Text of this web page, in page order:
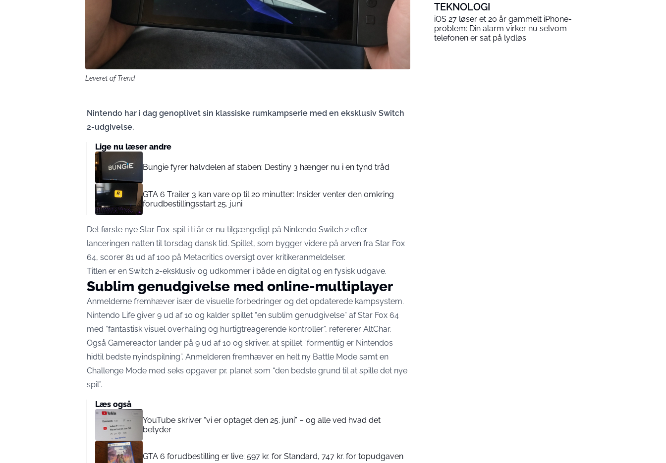
Leveret af Trend
Nintendo har i dag genoplivet sin klassiske rumkampserie med en eksklusiv Switch
2-udgivelse.
Lige nu læser andre
Bungie fyrer halvdelen af staben: Destiny 3 hænger nu i en tynd tråd
GTA 6 Trailer 3 kan vare op til 20 minutter: Insider venter den omkring
forudbestillingsstart 25. juni
Det første nye Star Fox-spil i ti år er nu tilgængeligt på Nintendo Switch 2 efter
lanceringen natten til torsdag dansk tid. Spillet, som bygger videre på arven fra Star Fox
64, scorer 81 ud af 100 på Metacritics oversigt over kritikeranmeldelser.
Titlen er en Switch 2-eksklusiv og udkommer i både en digital og en fysisk udgave.
Sublim genudgivelse med online-multiplayer
Anmelderne fremhæver især de visuelle forbedringer og det opdaterede kampsystem.
Nintendo Life giver 9 ud af 10 og kalder spillet “en sublim genudgivelse” af Star Fox 64
med “fantastisk visuel overhaling og hurtigtreagerende kontroller”, refererer AltChar.
Også Gamereactor lander på 9 ud af 10 og skriver, at spillet “formentlig er Nintendos
hidtil bedste nyindspilning”. Anmelderen fremhæver en helt ny Battle Mode samt en
Challenge Mode med seks opgaver pr. planet som “den bedste grund til at spille det nye
spil”.
Læs også
YouTube skriver “vi er optaget den 25. juni” – og alle ved hvad det
betyder
GTA 6 forudbestilling er live: 597 kr. for Standard, 747 kr. for topudgaven
TEKNOLOGI
iOS 27 løser et 20 år gammelt iPhone-
problem: Din alarm virker nu selvom
telefonen er sat på lydløs